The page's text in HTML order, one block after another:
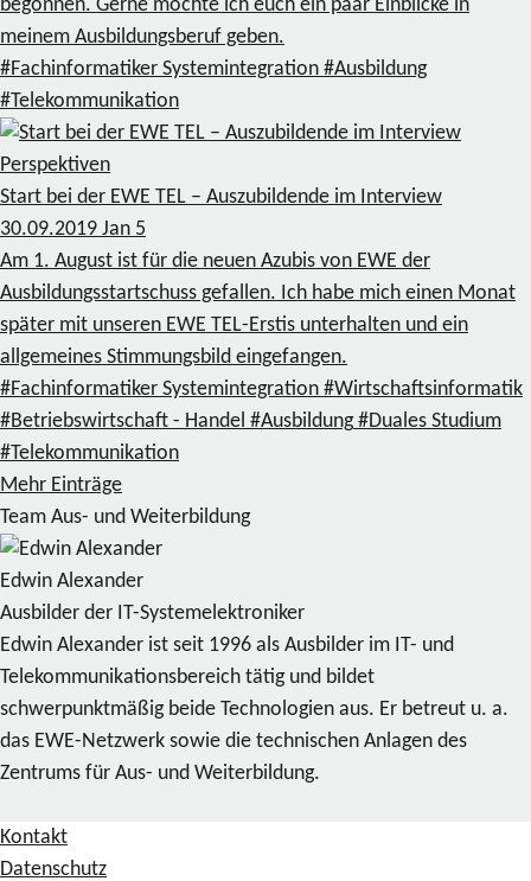
begonnen. Gerne möchte ich euch ein paar Einblicke in
meinem Ausbildungsberuf geben.
#Fachinformatiker Systemintegration #Ausbildung
#Telekommunikation
Perspektiven
Start bei der EWE TEL – Auszubildende im Interview
30.09.2019 Jan 5
Am 1. August ist für die neuen Azubis von EWE der
Ausbildungsstartschuss gefallen. Ich habe mich einen Monat
später mit unseren EWE TEL-Erstis unterhalten und ein
allgemeines Stimmungsbild eingefangen.
#Fachinformatiker Systemintegration #Wirtschaftsinformatik
#Betriebswirtschaft - Handel #Ausbildung #Duales Studium
#Telekommunikation
Mehr Einträge
Team Aus- und Weiterbildung
Edwin Alexander
Ausbilder der IT-Systemelektroniker
Edwin Alexander ist seit 1996 als Ausbilder im IT- und
Telekommunikationsbereich tätig und bildet
schwerpunktmäßig beide Technologien aus. Er betreut u. a.
das EWE-Netzwerk sowie die technischen Anlagen des
Zentrums für Aus- und Weiterbildung.
Kontakt
Datenschutz